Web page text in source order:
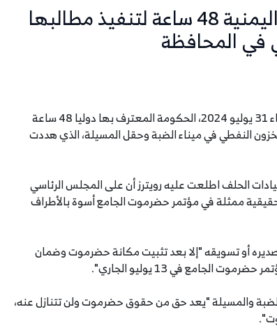
قبائل حضرموت تمهل الحكومة اليمنية 48 ساعة لتنفيذ مطالبها
في المحافظة
أمهلت قبائل حضرموت، كبرى المحافظات اليمنية، الأربعاء 31 يوليو 2024، الحكومة المعترف بها دوليا 48 ساعة
النفطي في ميناء الضبة وحقل المسيلة، الذي هددت
الحلف اطلعت عليه رويترز أن على المجلس الرئاسي
ممثلة في مؤتمر حضرموت الجامع أسوة بالأطراف
أو تسويقه "إلا بعد تثبيت مكانة حضرموت وضمان
في 13 يوليو الجاري".
الضبة والمسيلة "يعد حق من حقوق حضرموت ولن تتنازل عنه،